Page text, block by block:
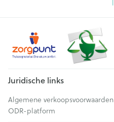
Juridische links
Algemene verkoopsvoorwaarden
ODR-platform